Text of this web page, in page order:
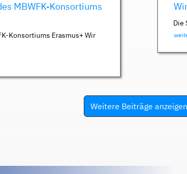
MBWFK-Konsortiums
Konsortiums Erasmus+ Wir
Die
Weitere Beiträge anzeigen